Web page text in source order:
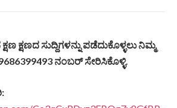
ಕ್ಷಣದ ಸುದ್ದಿಗಳನ್ನು ಪಡೆದುಕೊಳ್ಳಲು ನಿಮ್ಮ
ನಂಬರ್ ಸೇರಿಸಿಕೊಳ್ಳಿ.